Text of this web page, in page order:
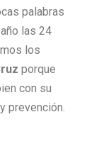
palabras
las 24
los
porque
con su
prevención.